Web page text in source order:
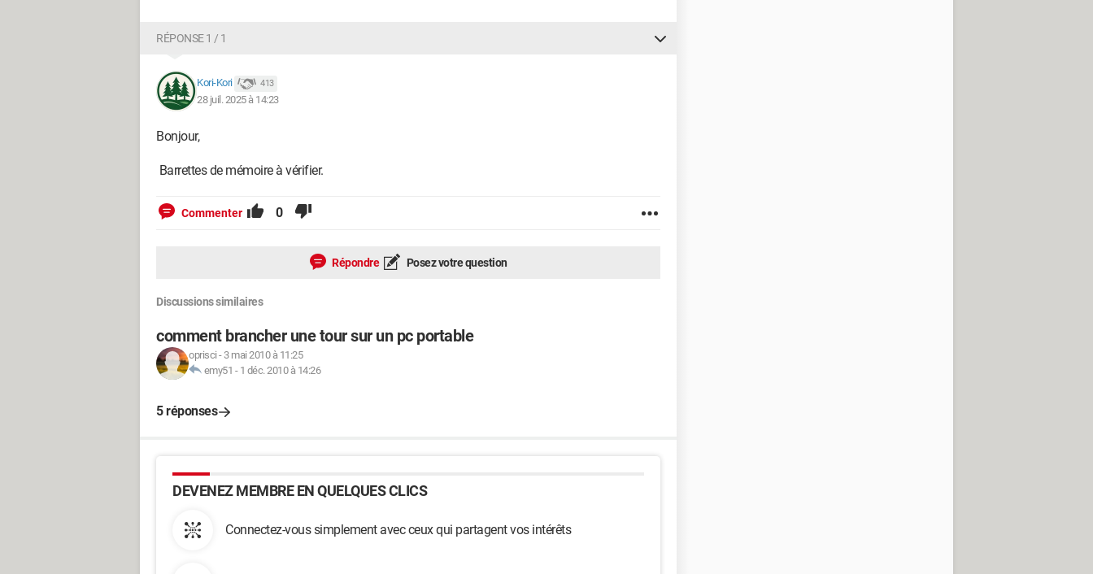
RÉPONSE 1 / 1
Kori-Kori 413
28 juil. 2025 à 14:23
Bonjour,
Barrettes de mémoire à vérifier.
Commenter 0
Répondre Posez votre question
Discussions similaires
comment brancher une tour sur un pc portable
oprisci - 3 mai 2010 à 11:25
emy51 - 1 déc. 2010 à 14:26
5 réponses
DEVENEZ MEMBRE EN QUELQUES CLICS
Connectez-vous simplement avec ceux qui partagent vos intérêts